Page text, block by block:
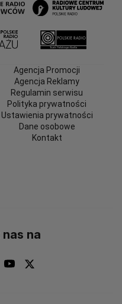
Agencja Promocji
Agencja Reklamy
Regulamin serwisu
Polityka prywatności
Ustawienia prywatności
Dane osobowe
Kontakt
na